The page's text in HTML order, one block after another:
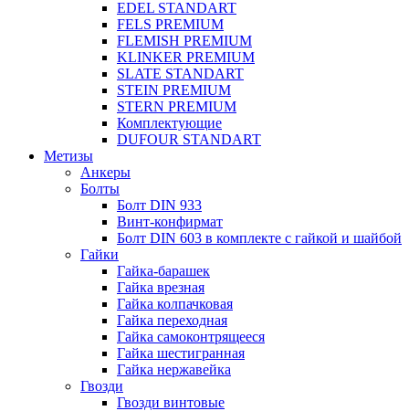
EDEL STANDART
FELS PREMIUM
FLEMISH PREMIUM
KLINKER PREMIUM
SLATE STANDART
STEIN PREMIUM
STERN PREMIUM
Комплектующие
DUFOUR STANDART
Метизы
Анкеры
Болты
Болт DIN 933
Винт-конфирмат
Болт DIN 603 в комплекте с гайкой и шайбой
Гайки
Гайка-барашек
Гайка врезная
Гайка колпачковая
Гайка переходная
Гайка самоконтрящееся
Гайка шестигранная
Гайка нержавейка
Гвозди
Гвозди винтовые